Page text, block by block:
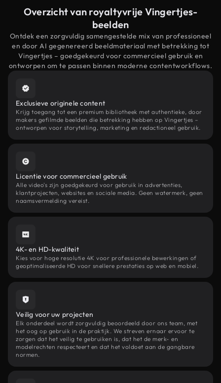
Overzicht van royaltyvrije Vingertjes-
beelden
Ontdek een zorgvuldig samengestelde mix van professioneel
en door AI gegenereerd beeldmateriaal met betrekking tot
Vingertjes – goedgekeurd voor commercieel gebruik en
ontworpen om te passen binnen moderne contentworkflows.
Exclusieve originele content
Krijg toegang tot een premium bibliotheek met authentieke, door
makers gefilmde beelden die betrekking hebben op Vingertjes –
ontworpen voor storytelling, marketing en redactioneel gebruik.
Licentie voor commercieel gebruik
Alle video's zijn goedgekeurd voor gebruik in advertenties,
klantprojecten, websites en sociale media. Geen watermerk, geen
naamsvermelding vereist.
4K- en HD-kwaliteit
Kies voor hoge resolutie 4K voor professionele bewerkingen of
geoptimaliseerde HD voor snellere prestaties op web en mobiel.
Veilig voor uw projecten
Elk onderdeel wordt zorgvuldig beoordeeld door ons team, met
het oog op gebruik in de praktijk. We streven ernaar ervoor te
zorgen dat het veilig te gebruiken is, dat het de merk- en
modelrechten respecteert en dat het voldoet aan de gangbare
normen.